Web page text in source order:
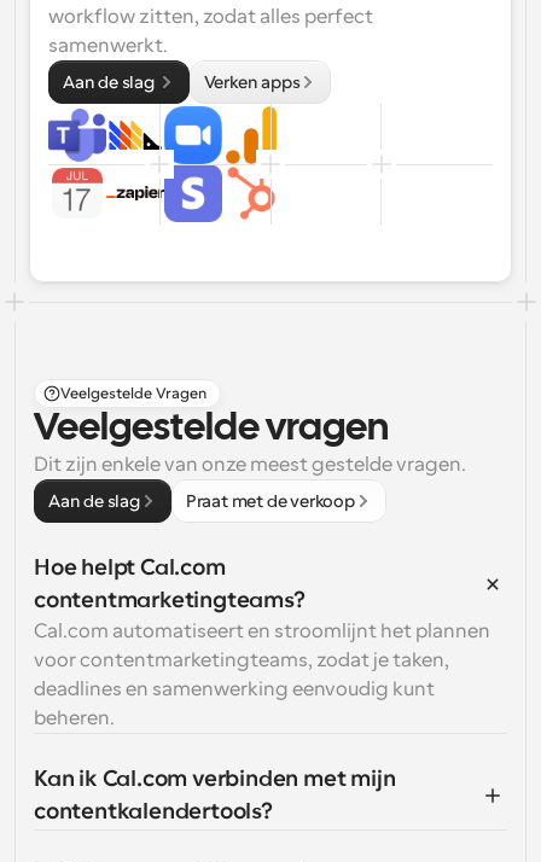
workflow zitten, zodat alles perfect
samenwerkt.
Aan de slag Verken apps
Veelgestelde Vragen
Veelgestelde vragen
Dit zijn enkele van onze meest gestelde vragen.
Aan de slag Praat met de verkoop
Hoe helpt Cal.com
contentmarketingteams?
Cal.com automatiseert en stroomlijnt het plannen
voor contentmarketingteams, zodat je taken,
deadlines en samenwerking eenvoudig kunt
beheren.
Kan ik Cal.com verbinden met mijn
contentkalendertools?